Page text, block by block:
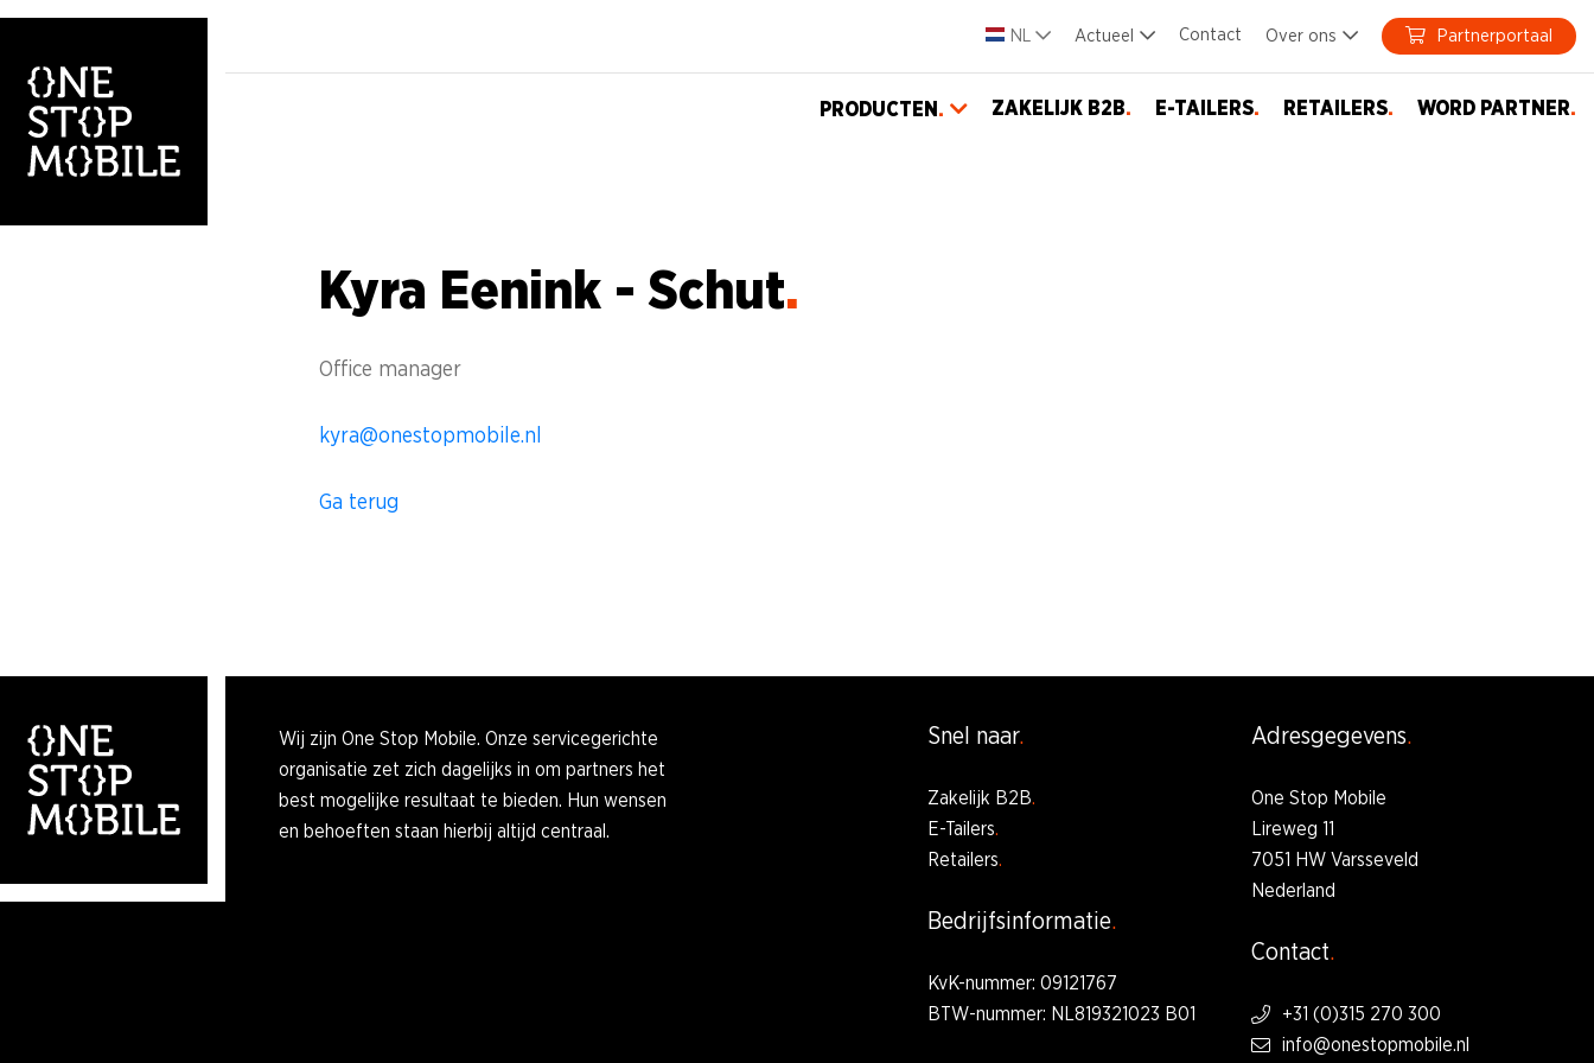
Actueel Contact Over ons Partnerportaal
NL
PRODUCTEN . ZAKELIJK B2B. E-TAILERS. RETAILERS. WORD PARTNER.
Kyra Eenink - Schut
Office manager
kyra@onestopmobile.nl
Ga terug
Wij zijn One Stop Mobile. Onze servicegerichte
organisatie zet zich dagelijks in om partners het
best mogelijke resultaat te bieden. Hun wensen
en behoeften staan hierbij altijd centraal.
Snel naar
Zakelijk B2B
E-Tailers
Retailers
Bedrijfsinformatie
KvK-nummer: 09121767
BTW-nummer: NL819321023 B01
Adresgegevens
One Stop Mobile
Lireweg 11
7051 HW Varsseveld
Nederland
Contact
+31 (0)315 270 300
info@onestopmobile.nl